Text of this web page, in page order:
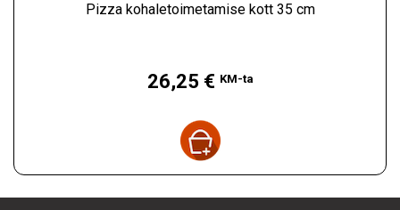
Pizza kohaletoimetamise kott 35 cm
26,25 € KM-ta